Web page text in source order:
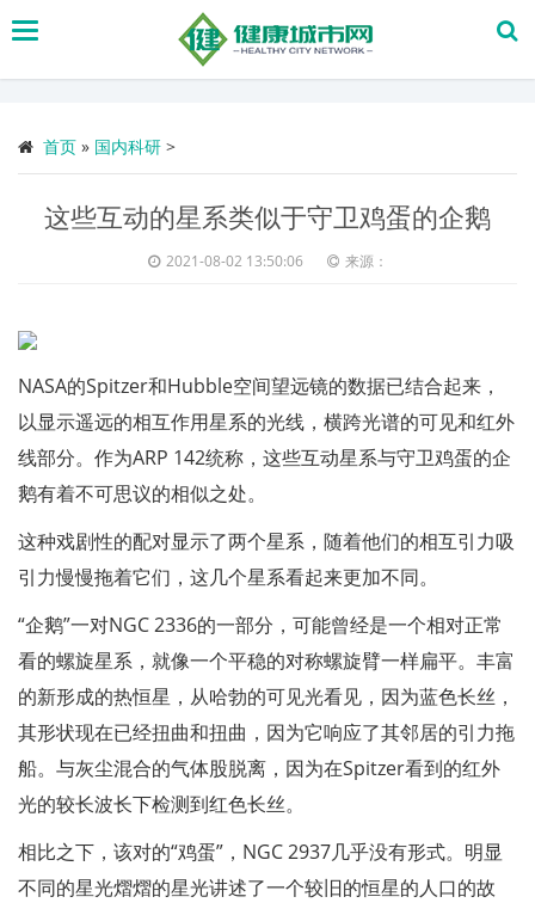
搜
首页 » 国内科研 >
这些互动的星系类似于守卫鸡蛋的企鹅
2021-08-02 13:50:06 来源：
NASA的Spitzer和Hubble空间望远镜的数据已结合起来，
以显示遥远的相互作用星系的光线，横跨光谱的可见和红外
线部分。作为ARP 142统称，这些互动星系与守卫鸡蛋的企
鹅有着不可思议的相似之处。
这种戏剧性的配对显示了两个星系，随着他们的相互引力吸
引力慢慢拖着它们，这几个星系看起来更加不同。
“企鹅”一对NGC 2336的一部分，可能曾经是一个相对正常
看的螺旋星系，就像一个平稳的对称螺旋臂一样扁平。丰富
的新形成的热恒星，从哈勃的可见光看见，因为蓝色长丝，
其形状现在已经扭曲和扭曲，因为它响应了其邻居的引力拖
船。与灰尘混合的气体股脱离，因为在Spitzer看到的红外
光的较长波长下检测到红色长丝。
相比之下，该对的“鸡蛋”，NGC 2937几乎没有形式。明显
不同的星光熠熠的星光讲述了一个较旧的恒星的人口的故